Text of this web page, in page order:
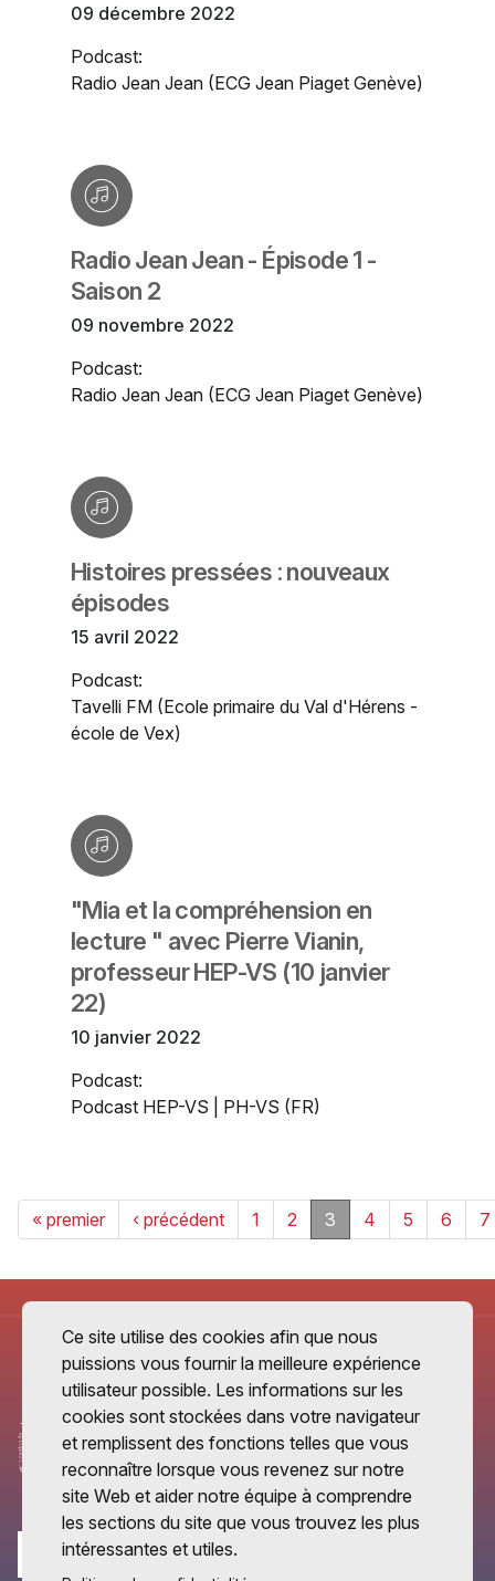
09 décembre 2022
Podcast:
Radio Jean Jean (ECG Jean Piaget Genève)
Radio Jean Jean - Épisode 1 -
Saison 2
09 novembre 2022
Podcast:
Radio Jean Jean (ECG Jean Piaget Genève)
Histoires pressées : nouveaux
épisodes
15 avril 2022
Podcast:
Tavelli FM (Ecole primaire du Val d'Hérens -
école de Vex)
"Mia et la compréhension en
lecture " avec Pierre Vianin,
professeur HEP-VS (10 janvier
22)
10 janvier 2022
Podcast:
Podcast HEP-VS | PH-VS (FR)
« premier ‹ précédent 1 2 3 4 5 6 7
Ce site utilise des cookies afin que nous
puissions vous fournir la meilleure expérience
utilisateur possible. Les informations sur les
cookies sont stockées dans votre navigateur
et remplissent des fonctions telles que vous
reconnaître lorsque vous revenez sur notre
site Web et aider notre équipe à comprendre
les sections du site que vous trouvez les plus
intéressantes et utiles.